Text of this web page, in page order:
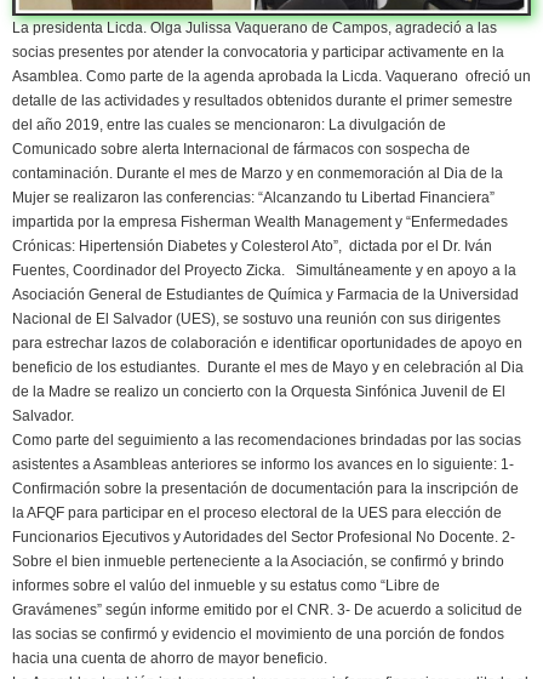
La presidenta Licda. Olga Julissa Vaquerano de Campos, agradeció a las
socias presentes por atender la convocatoria y participar activamente en la
Asamblea. Como parte de la agenda aprobada la Licda. Vaquerano ofreció un
detalle de las actividades y resultados obtenidos durante el primer semestre
del año 2019, entre las cuales se mencionaron: La divulgación de
Comunicado sobre alerta Internacional de fármacos con sospecha de
contaminación. Durante el mes de Marzo y en conmemoración al Dia de la
Mujer se realizaron las conferencias: “Alcanzando tu Libertad Financiera”
impartida por la empresa Fisherman Wealth Management y “Enfermedades
Crónicas: Hipertensión Diabetes y Colesterol Ato”, dictada por el Dr. Iván
Fuentes, Coordinador del Proyecto Zicka. Simultáneamente y en apoyo a la
Asociación General de Estudiantes de Química y Farmacia de la Universidad
Nacional de El Salvador (UES), se sostuvo una reunión con sus dirigentes
para estrechar lazos de colaboración e identificar oportunidades de apoyo en
beneficio de los estudiantes. Durante el mes de Mayo y en celebración al Dia
de la Madre se realizo un concierto con la Orquesta Sinfónica Juvenil de El
Salvador.
Como parte del seguimiento a las recomendaciones brindadas por las socias
asistentes a Asambleas anteriores se informo los avances en lo siguiente: 1-
Confirmación sobre la presentación de documentación para la inscripción de
la AFQF para participar en el proceso electoral de la UES para elección de
Funcionarios Ejecutivos y Autoridades del Sector Profesional No Docente. 2-
Sobre el bien inmueble perteneciente a la Asociación, se confirmó y brindo
informes sobre el valúo del inmueble y su estatus como “Libre de
Gravámenes” según informe emitido por el CNR. 3- De acuerdo a solicitud de
las socias se confirmó y evidencio el movimiento de una porción de fondos
hacia una cuenta de ahorro de mayor beneficio.